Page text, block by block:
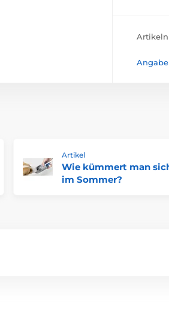
Artikel
Wie kümmert man
im Sommer?